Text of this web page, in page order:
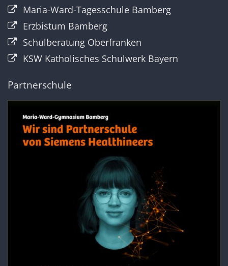
Maria-Ward-Tagesschule Bamberg
Erzbistum Bamberg
Schulberatung Oberfranken
KSW Katholisches Schulwerk Bayern
Partnerschule